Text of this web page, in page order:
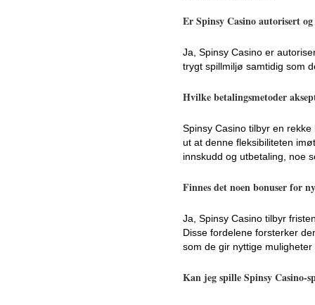
Er Spinsy Casino autorisert
Ja, Spinsy Casino er
trygt spillmiljø samtidig som
Hvilke betalingsmetoder
Spinsy Casino tilbyr en
ut at denne fleksibiliteten
innskudd og utbetaling, noe
Finnes det noen bonuser for
Ja, Spinsy Casino tilbyr
Disse fordelene forsterker
som de gir nyttige
Kan jeg spille Spinsy Casino-